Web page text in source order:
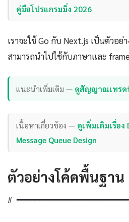
คู่มือโปรแกรมมิ่ง 2026
เราจะใช้ Go กับ Next.js เป็นตัวอ
สามารถนำไปใช้กับภาษาและ
แนะนำเพิ่มเติม — ดูสัญญาณเทรด
เนื้อหาเกี่ยวข้อง — ดูเพิ่มเติมเรื่อง
Message Queue Design
ตัวอย่างโค้ดพื้นฐาน
#